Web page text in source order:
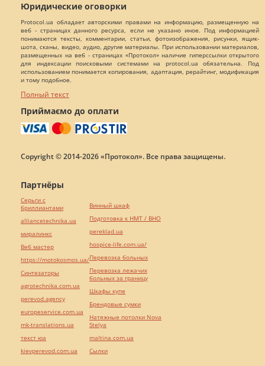
Юридические оговорки
Protocol.ua обладает авторскими правами на информацию, размещенную на
веб - страницах данного ресурса, если не указано иное. Под информацией
понимаются тексты, комментарии, статьи, фотоизображения, рисунки, ящик-
шота, сканы, видео, аудио, другие материалы. При использовании материалов,
размещенных на веб - страницах «Протокол» наличие гиперссылки открытого
для индексации поисковыми системами на protocol.ua обязательна. Под
использованием понимается копирования, адаптация, рерайтинг, модификация
и тому подобное.
Полный текст
Приймаємо до оплати
Copyright © 2014-2026 «Протокол». Все права защищены.
Партнёры
Серьги с
бриллиантами
alliancetechnika.ua
миралинкс
Веб мастер
https://motokosmos.ua/
Синтезаторы
agrotechnika.com.ua
perevod.agency
europeservice.com.ua
mk-translations.ua
текст юа
kievperevod.com.ua
Винный шкаф
Подготовка к НМТ / ВНО
pereklad.ua
hospice-life.com.ua/
Перевозка больных
Перевозка лежачих
больных за границу
Шкафы купе
Брендовые сумки
Натяжные потолки Nova
Stelya
maltina.com.ua
Cылки